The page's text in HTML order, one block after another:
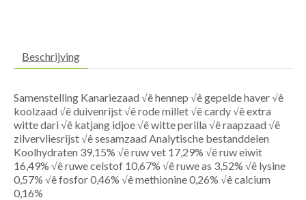
Beschrijving
Samenstelling Kanariezaad √ê hennep √ê gepelde haver √ê
koolzaad √ê duivenrijst √ê rode millet √ê cardy √ê extra
witte dari √ê katjang idjoe √ê witte perilla √ê raapzaad √ê
zilvervliesrijst √ê sesamzaad Analytische bestanddelen
Koolhydraten 39,15% √ê ruw vet 17,29% √ê ruw eiwit
16,49% √ê ruwe celstof 10,67% √ê ruwe as 3,52% √ê lysine
0,57% √ê fosfor 0,46% √ê methionine 0,26% √ê calcium
0,16%